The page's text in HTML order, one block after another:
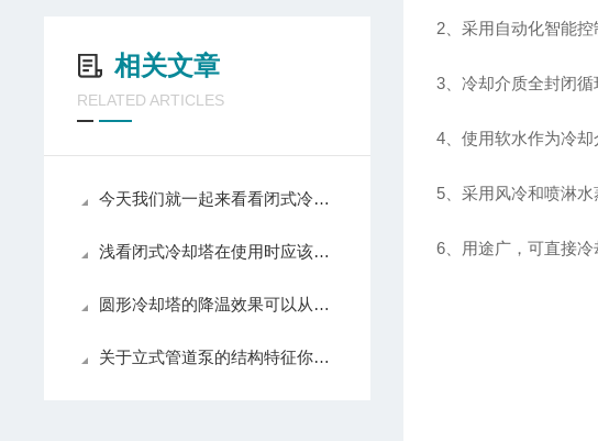
相关文章
RELATED ARTICLES
今天我们就一起来看看闭式冷却塔是怎样安全放水的呢？
浅看闭式冷却塔在使用时应该注意的事项
圆形冷却塔的降温效果可以从这三个指标来衡量
关于立式管道泵的结构特征你怎么看？
2、采用自动化智能
3、冷却介质全封闭
4、使用软水作为冷却
5、采用风冷和喷淋水
6、用途广，可直接